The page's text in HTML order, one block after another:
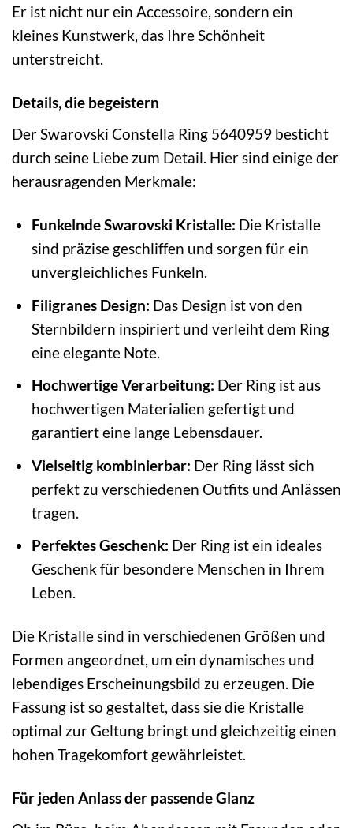
Er ist nicht nur ein Accessoire, sondern ein
kleines Kunstwerk, das Ihre Schönheit
unterstreicht.
Details, die begeistern
Der Swarovski Constella Ring 5640959 besticht
durch seine Liebe zum Detail. Hier sind einige der
herausragenden Merkmale:
Funkelnde Swarovski Kristalle: Die Kristalle
sind präzise geschliffen und sorgen für ein
unvergleichliches Funkeln.
Filigranes Design: Das Design ist von den
Sternbildern inspiriert und verleiht dem Ring
eine elegante Note.
Hochwertige Verarbeitung: Der Ring ist aus
hochwertigen Materialien gefertigt und
garantiert eine lange Lebensdauer.
Vielseitig kombinierbar: Der Ring lässt sich
perfekt zu verschiedenen Outfits und Anlässen
tragen.
Perfektes Geschenk: Der Ring ist ein ideales
Geschenk für besondere Menschen in Ihrem
Leben.
Die Kristalle sind in verschiedenen Größen und
Formen angeordnet, um ein dynamisches und
lebendiges Erscheinungsbild zu erzeugen. Die
Fassung ist so gestaltet, dass sie die Kristalle
optimal zur Geltung bringt und gleichzeitig einen
hohen Tragekomfort gewährleistet.
Für jeden Anlass der passende Glanz